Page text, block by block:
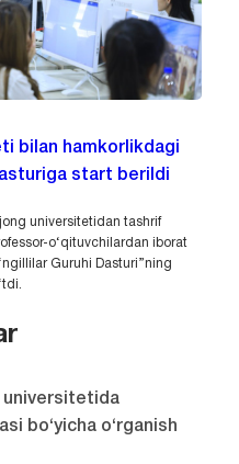
bilan hamkorlikdagi
start berildi
universitetidan tashrif
o‘qituvchilardan iborat
Guruhi Dasturi”ning
universitetida
bo‘yicha o‘rganish